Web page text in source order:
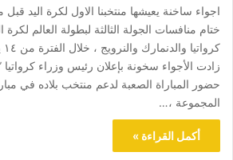
اجواء ساخنة يعيشها منتخبنا الاول لكرة اليد
ختام منافسات الجولة الثالثة لبطولة العالم لكرة
زادت الأجواء سخونة بإعلان رئيس وزراء كرواتيا
حضور المباراة الصعبة لدعم منتخب بلاده في
المجموعة ،…
أكمل القراءة »